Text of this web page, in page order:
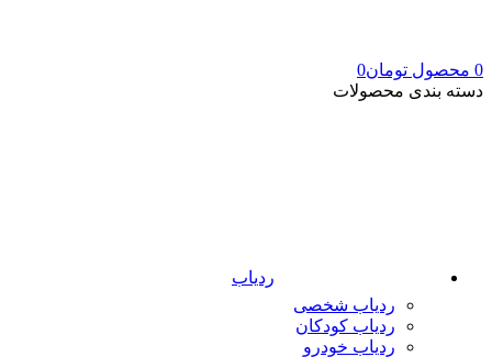
0 محصول تومان0
دسته بندی محصولات
ردیاب
ردیاب شخصی
ردیاب کودکان
ردیاب خودرو